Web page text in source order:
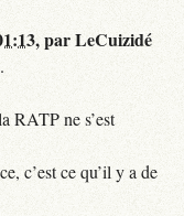
,parLeCuizidé
RATP ne s’est
c’est ce qu’il y a de